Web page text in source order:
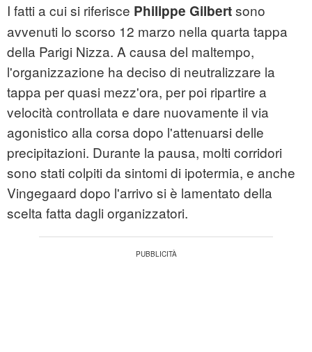
I fatti a cui si riferisce Philippe Gilbertsono
avvenuti lo scorso 12 marzo nella quarta tappa
della Parigi Nizza. A causa del maltempo,
l'organizzazione ha deciso di neutralizzare la
tappa per quasi mezz'ora, per poi ripartire a
velocità controllata e dare nuovamente il via
agonistico alla corsa dopo l'attenuarsi delle
precipitazioni. Durante la pausa, molti corridori
sono stati colpiti da sintomi di ipotermia, e anche
Vingegaard dopo l'arrivo si è lamentato della
scelta fatta dagli organizzatori.